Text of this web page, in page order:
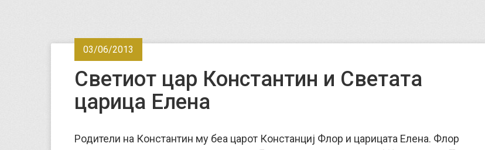
03/06/2013
Светиот цар Константин и Светата
царица Елена
Родители на Константин му беа царот Констанциј Флор и царицата Елена. Флор